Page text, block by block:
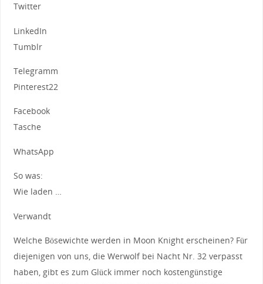
Twitter
LinkedIn
Tumblr
Telegramm
Pinterest22
Facebook
Tasche
WhatsApp
So was:
Wie laden …
Verwandt
Welche Bösewichte werden in Moon Knight erscheinen? Für
diejenigen von uns, die Werwolf bei Nacht Nr. 32 verpasst
haben, gibt es zum Glück immer noch kostengünstige